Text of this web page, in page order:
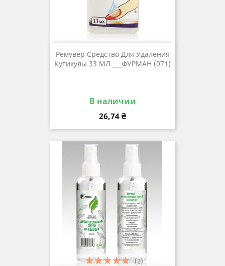
Ремувер Средство Для Удаления
Кутикулы 33 МЛ ___ФУРМАН (071)
В наличии
Цена
26,74 ₴
(2)